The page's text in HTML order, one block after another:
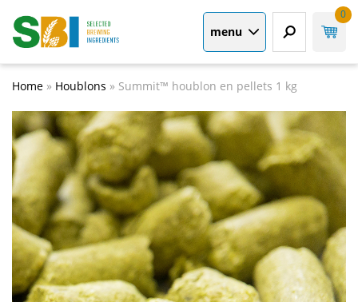
menu
0
Home » Houblons » Summit™ houblon en pellets 1 kg